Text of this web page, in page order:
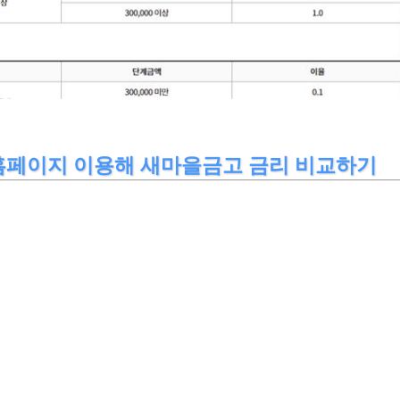
이지 이용해 새마을금고 금리 비교하기